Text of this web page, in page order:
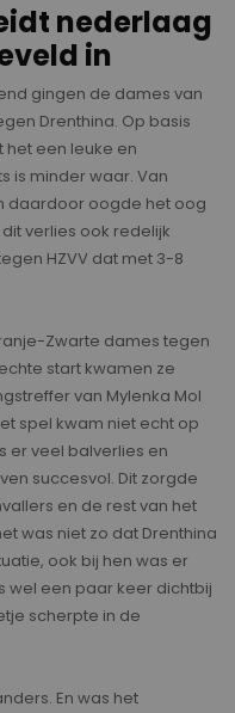
nederlaag
in
gingen de dames van
Drenthina. Op basis
een leuke en
is minder waar. Van
daardoor oogde het oog
verlies ook redelijk
HZVV dat met 3-8
Zwarte dames tegen
start kwamen ze
van Mylenka Mol
spel kwam niet echt op
er veel balverlies en
succesvol. Dit zorgde
en de rest van het
was niet zo dat Drenthina
ook bij hen was er
wel een paar keer dichtbij
scherpte in de
En was het